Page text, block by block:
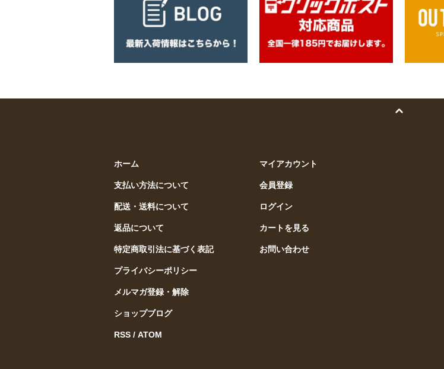
ホーム
支払い方法について
配送・送料について
返品について
特定商取引法に基づく表記
プライバシーポリシー
メルマガ登録・解除
ショップブログ
RSS/ ATOM
マイアカウント
会員登録
ログイン
カートを見る
お問い合わせ